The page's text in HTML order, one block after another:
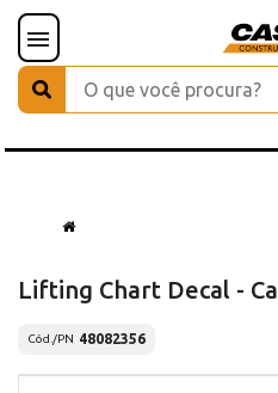
Lifting Chart Decal -
Cód./PN 48082356